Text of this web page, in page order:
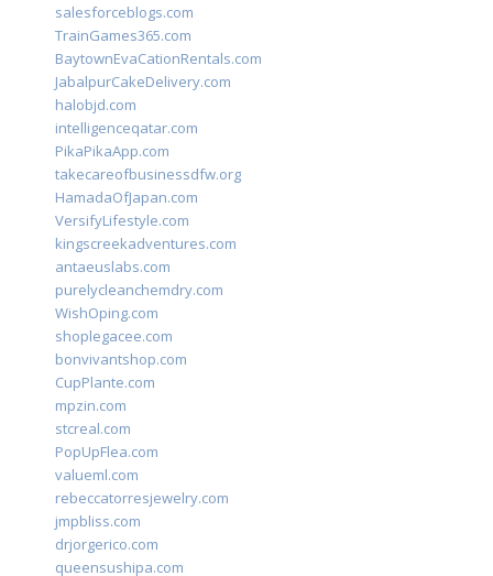
salesforceblogs.com
TrainGames365.com
BaytownEvaCationRentals.com
JabalpurCakeDelivery.com
halobjd.com
intelligenceqatar.com
PikaPikaApp.com
takecareofbusinessdfw.org
HamadaOfJapan.com
VersifyLifestyle.com
kingscreekadventures.com
antaeuslabs.com
purelycleanchemdry.com
WishOping.com
shoplegacee.com
bonvivantshop.com
CupPlante.com
mpzin.com
stcreal.com
PopUpFlea.com
valueml.com
rebeccatorresjewelry.com
jmpbliss.com
drjorgerico.com
queensushipa.com